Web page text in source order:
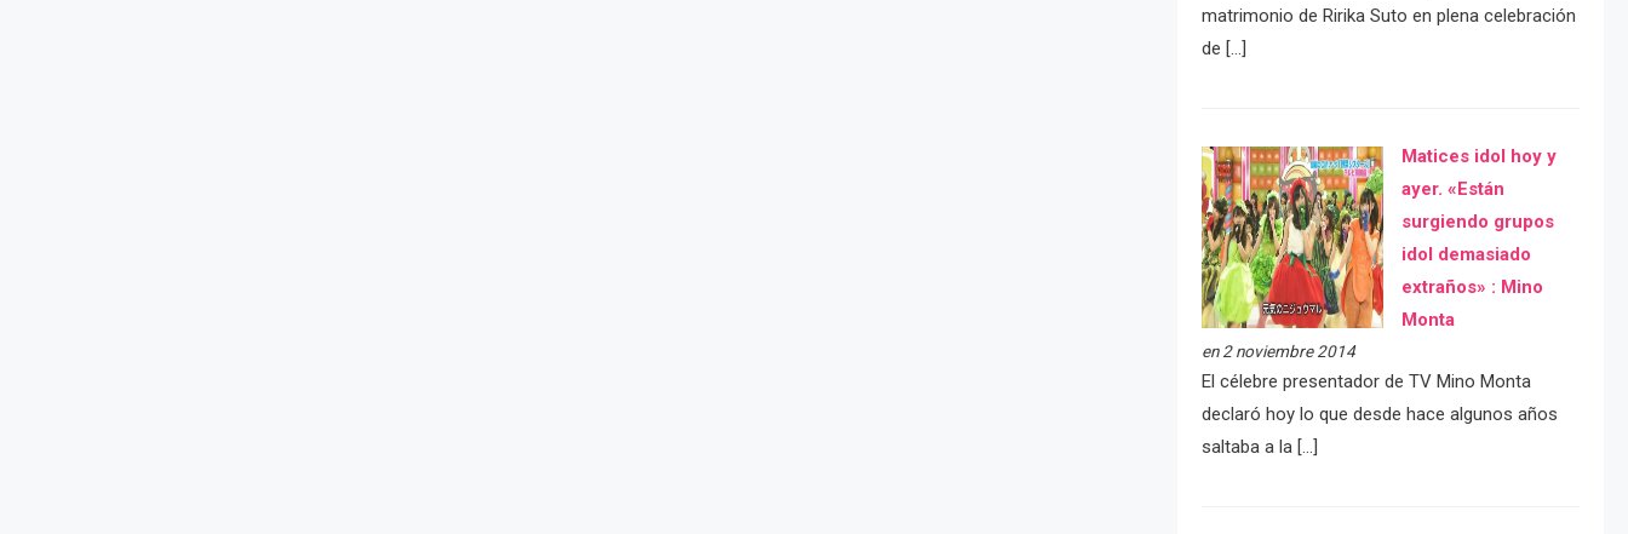
matrimonio de Ririka Suto en plena celebración
de […]
Matices idol hoy y
ayer. «Están
surgiendo grupos
idol demasiado
extraños» : Mino
Monta
en 2 noviembre 2014
El célebre presentador de TV Mino Monta
declaró hoy lo que desde hace algunos años
saltaba a la […]